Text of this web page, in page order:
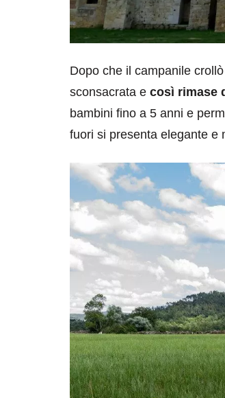
Dopo che il campanile
sconsacrata e così rimase
bambini fino a 5 anni e
fuori si presenta elegante e